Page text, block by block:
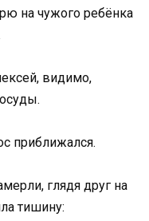
на чужого ребёнка
видимо,
приближался.
глядя друг на
тишину: